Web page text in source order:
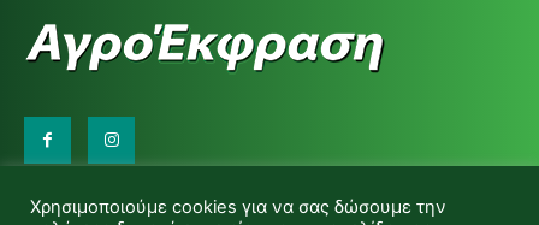
d.makas@yahoo.gr
Χρησιμοποιούμε cookies για να σας δώσουμε την